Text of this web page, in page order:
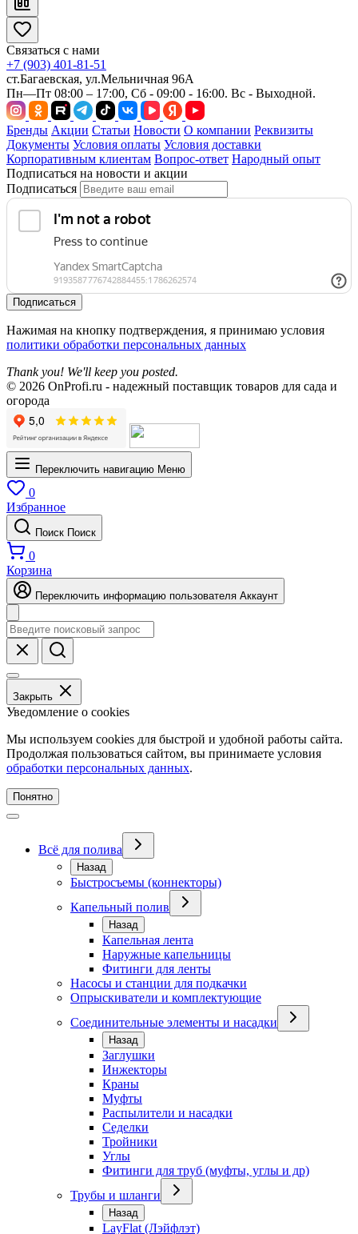
Связаться с нами
+7 (903) 401-81-51
ст.Багаевская, ул.Мельничная 96А
Пн—Пт 08:00 – 17:00, Сб - 09:00 - 16:00. Вс - Выходной.
Бренды Акции Статьи Новости О компании Реквизиты
Документы Условия оплаты Условия доставки
Корпоративным клиентам Вопрос-ответ Народный опыт
Подписаться на новости и акции
Подписаться
Подписаться
Нажимая на кнопку подтверждения, я принимаю условия
политики обработки персональных данных
Thank you! We'll keep you posted.
© 2026 OnProfi.ru - надежный поставщик товаров для сада и
огорода
Переключить навигацию Меню
0
Избранное
Поиск Поиск
0
Корзина
Переключить информацию пользователя Аккаунт
Закрыть
Уведомление о cookies
Мы используем cookies для быстрой и удобной работы сайта.
Продолжая пользоваться сайтом, вы принимаете условия
обработки персональных данных.
Понятно
Всё для полива
Назад
Быстросъемы (коннекторы)
Капельный полив
Назад
Капельная лента
Наружные капельницы
Фитинги для ленты
Насосы и станции для подкачки
Опрыскиватели и комплектующие
Соединительные элементы и насадки
Назад
Заглушки
Инжекторы
Краны
Муфты
Распылители и насадки
Седелки
Тройники
Углы
Фитинги для труб (муфты, углы и др)
Трубы и шланги
Назад
LayFlat (Лэйфлэт)